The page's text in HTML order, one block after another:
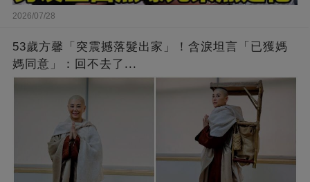
2026/07/28
53歲方馨「突震撼落髮出家」！含淚坦言「已獲媽
媽同意」：回不去了...